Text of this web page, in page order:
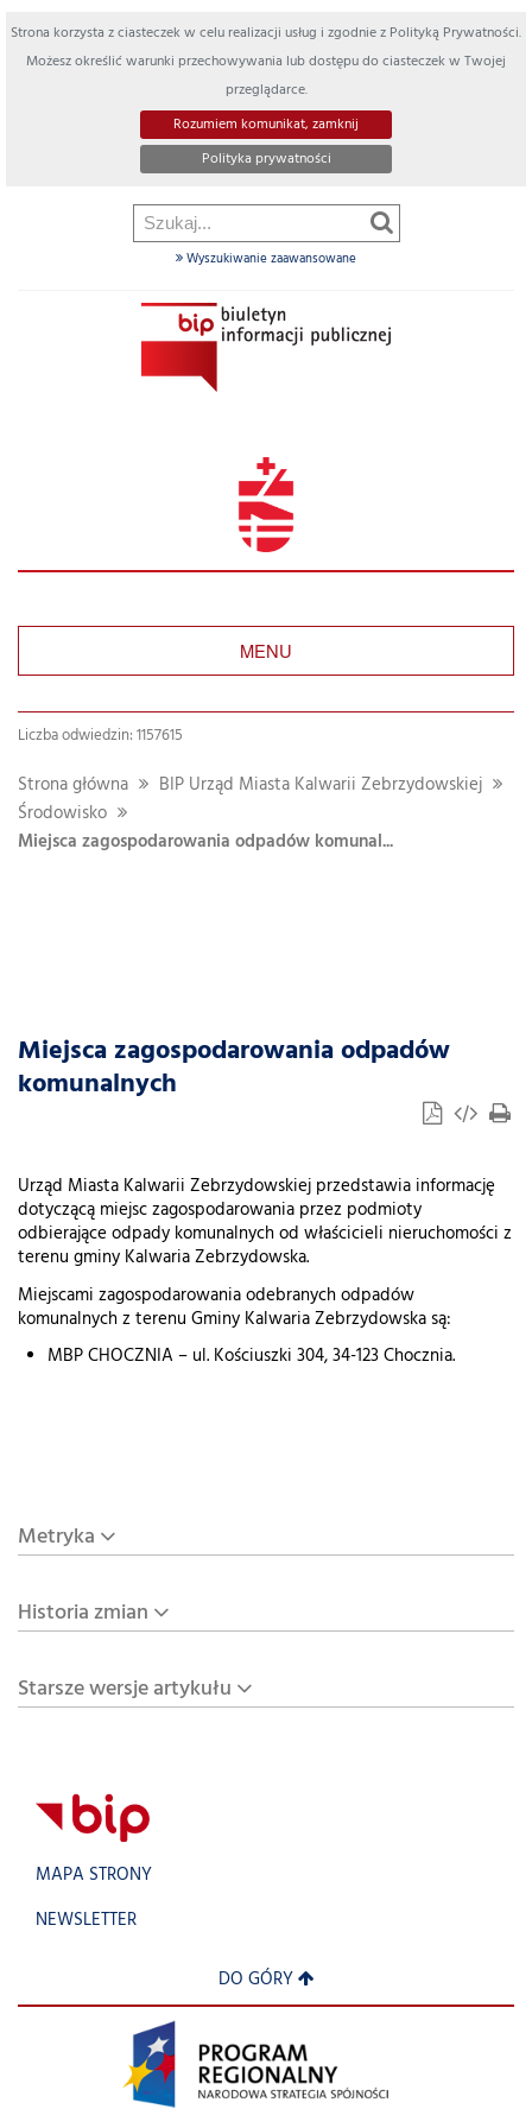
Strona korzysta z ciasteczek w celu realizacji usług i zgodnie z Polityką Prywatności.
Możesz określić warunki przechowywania lub dostępu do ciasteczek w Twojej
przeglądarce.
Rozumiem komunikat, zamknij
Polityka prywatności
Wyszukiwanie zaawansowane
MENU
Liczba odwiedzin: 1157615
Strona główna
BIP Urząd Miasta Kalwarii Zebrzydowskiej
Środowisko
Miejsca zagospodarowania odpadów komunal...
Miejsca zagospodarowania odpadów
komunalnych
Urząd Miasta Kalwarii Zebrzydowskiej przedstawia informację
dotyczącą miejsc zagospodarowania przez podmioty
odbierające odpady komunalnych od właścicieli nieruchomości z
terenu gminy Kalwaria Zebrzydowska.
Miejscami zagospodarowania odebranych odpadów
komunalnych z terenu Gminy Kalwaria Zebrzydowska są:
MBP CHOCZNIA – ul. Kościuszki 304, 34-123 Chocznia.
Metryka
Historia zmian
Starsze wersje artykułu
MAPA STRONY
NEWSLETTER
DO GÓRY